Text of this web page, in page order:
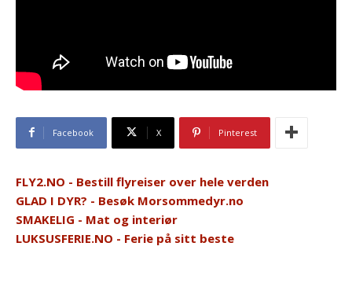
Facebook X Pinterest
FLY2.NO - Bestill flyreiser over hele verden
GLAD I DYR? - Besøk Morsommedyr.no
SMAKELIG - Mat og interiør
LUKSUSFERIE.NO - Ferie på sitt beste